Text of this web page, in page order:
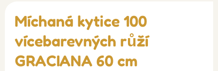
Míchaná kytice 100
vícebarevných růží
GRACIANA 60 cm